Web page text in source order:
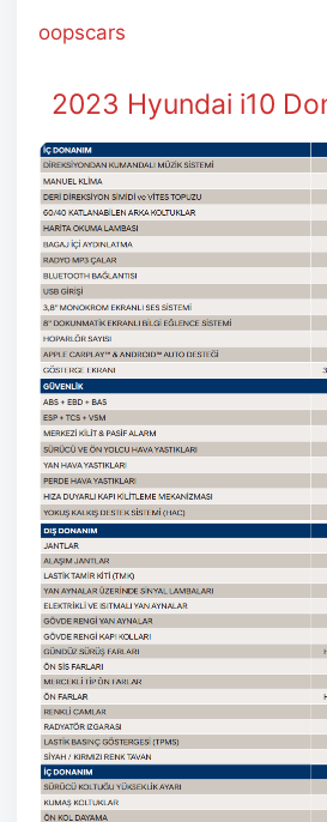
oopscars
2023 Hyundai i10